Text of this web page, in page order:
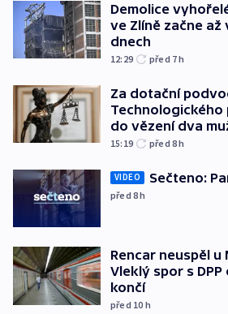
Demolice
ve Zlíně začne až
dnech
12:29 před 7h
Za dotační
Technologického
do vězení dva
15:19 před 8h
VIDEO Sečteno:
před 8h
Rencar neuspěl
Vleklý spor s
končí
před 10 h